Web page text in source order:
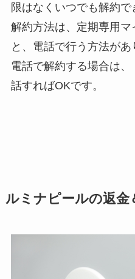
限はなくいつでも解約で
解約方法は、定期専用
と、電話で行う方法があ
電話で解約する場合は
話すればOKです。
ルミナピールの返金